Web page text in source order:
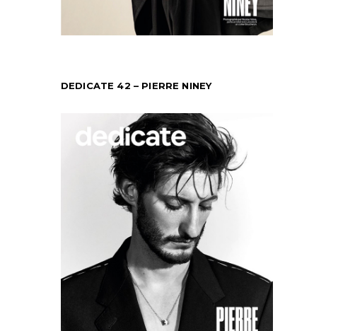
DEDICATE 42 – PIERRE NINEY